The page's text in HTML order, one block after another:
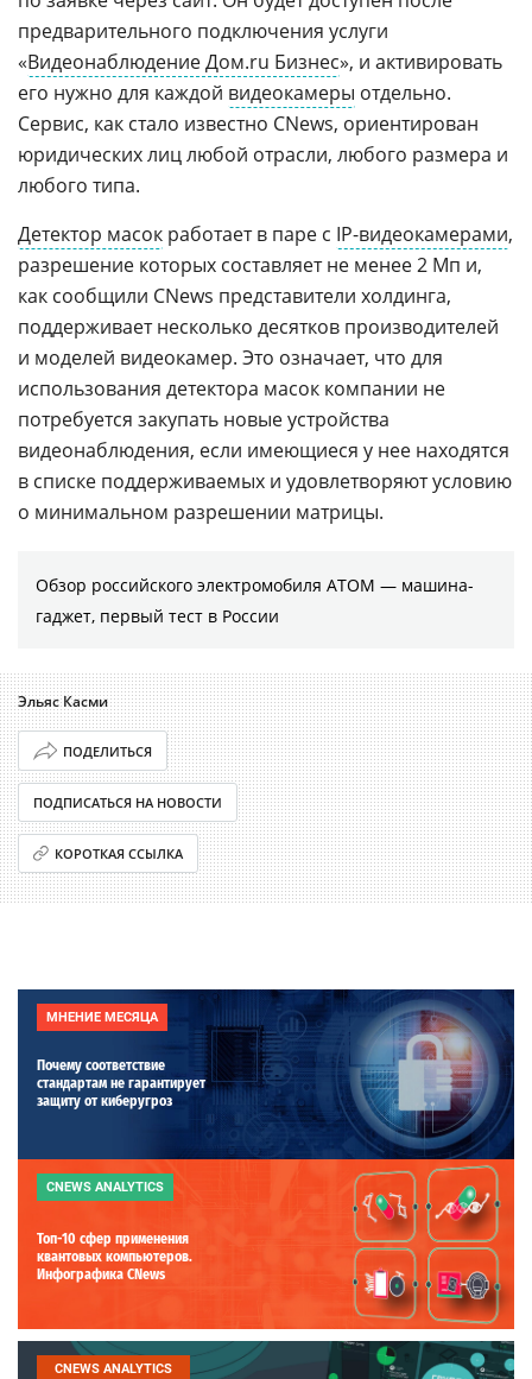
предварительного подключения услуги
«Видеонаблюдение Дом.ru Бизнес», и активировать
его нужно для каждой видеокамеры отдельно.
Сервис, как стало известно CNews, ориентирован
юридических лиц любой отрасли, любого размера и
любого типа.
Детектор масок работает в паре с IP-видеокамерами,
разрешение которых составляет не менее 2 Мп и,
как сообщили CNews представители холдинга,
поддерживает несколько десятков производителей
и моделей видеокамер. Это означает, что для
использования детектора масок компании не
потребуется закупать новые устройства
видеонаблюдения, если имеющиеся у нее находятся
в списке поддерживаемых и удовлетворяют условию
о минимальном разрешении матрицы.
Обзор российского электромобиля АТОМ — машина-
гаджет, первый тест в России
Эльяс Касми
ПОДЕЛИТЬСЯ
ПОДПИСАТЬСЯ НА НОВОСТИ
КОРОТКАЯ ССЫЛКА
МНЕНИЕ МЕСЯЦА
Почему соответствие
стандартам не гарантирует
защиту от киберугроз
CNEWS ANALYTICS
Топ-10 сфер применения
квантовых компьютеров.
Инфографика CNews
CNEWS ANALYTICS